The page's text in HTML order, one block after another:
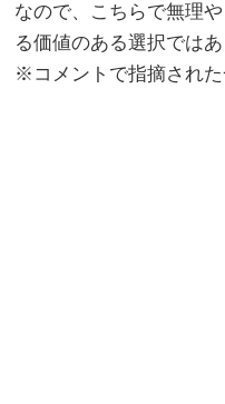
なので、こちらで無理
る価値のある選択ではあ
※コメントで指摘された